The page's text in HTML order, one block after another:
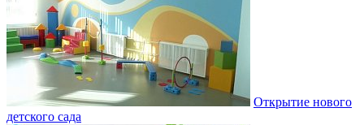
Открытие нового
детского сада